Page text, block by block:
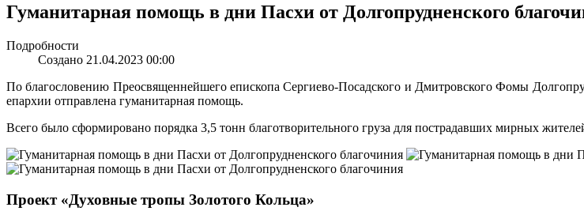
Гуманитарная помощь в дни Пасхи от Долгопрудненского
Подробности
Создано 21.04.2023 00:00
По благословению Преосвященнейшего епископа Сергиево-Посадского и Дмитровского Фомы
епархии отправлена гуманитарная помощь.
Всего было сформировано порядка 3,5 тонн благотворительного груза для пострадавших мирных
Проект «Духовные тропы Золотого Кольца»